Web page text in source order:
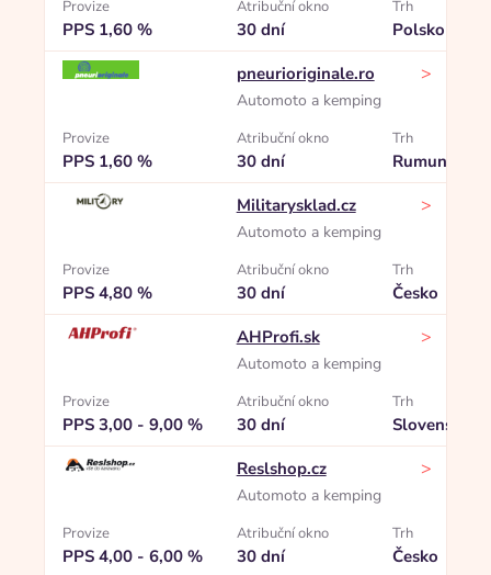
Provize
PPS 1,60 %
Atribuční okno
30 dní
Trh
Polsko
pneurioriginale.ro
Automoto a kemping
>
Provize
PPS 1,60 %
Atribuční okno
30 dní
Trh
Rumunsko
Militarysklad.cz
Automoto a kemping
>
Provize
PPS 4,80 %
Atribuční okno
30 dní
Trh
Česko
AHProfi.sk
Automoto a kemping
>
Provize
PPS 3,00 - 9,00 %
Atribuční okno
30 dní
Trh
Slovensko
Reslshop.cz
Automoto a kemping
>
Provize
PPS 4,00 - 6,00 %
Atribuční okno
30 dní
Trh
Česko